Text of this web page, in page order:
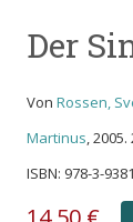
Der
Von Rossen,
Martinus,
ISBN: 978-3-